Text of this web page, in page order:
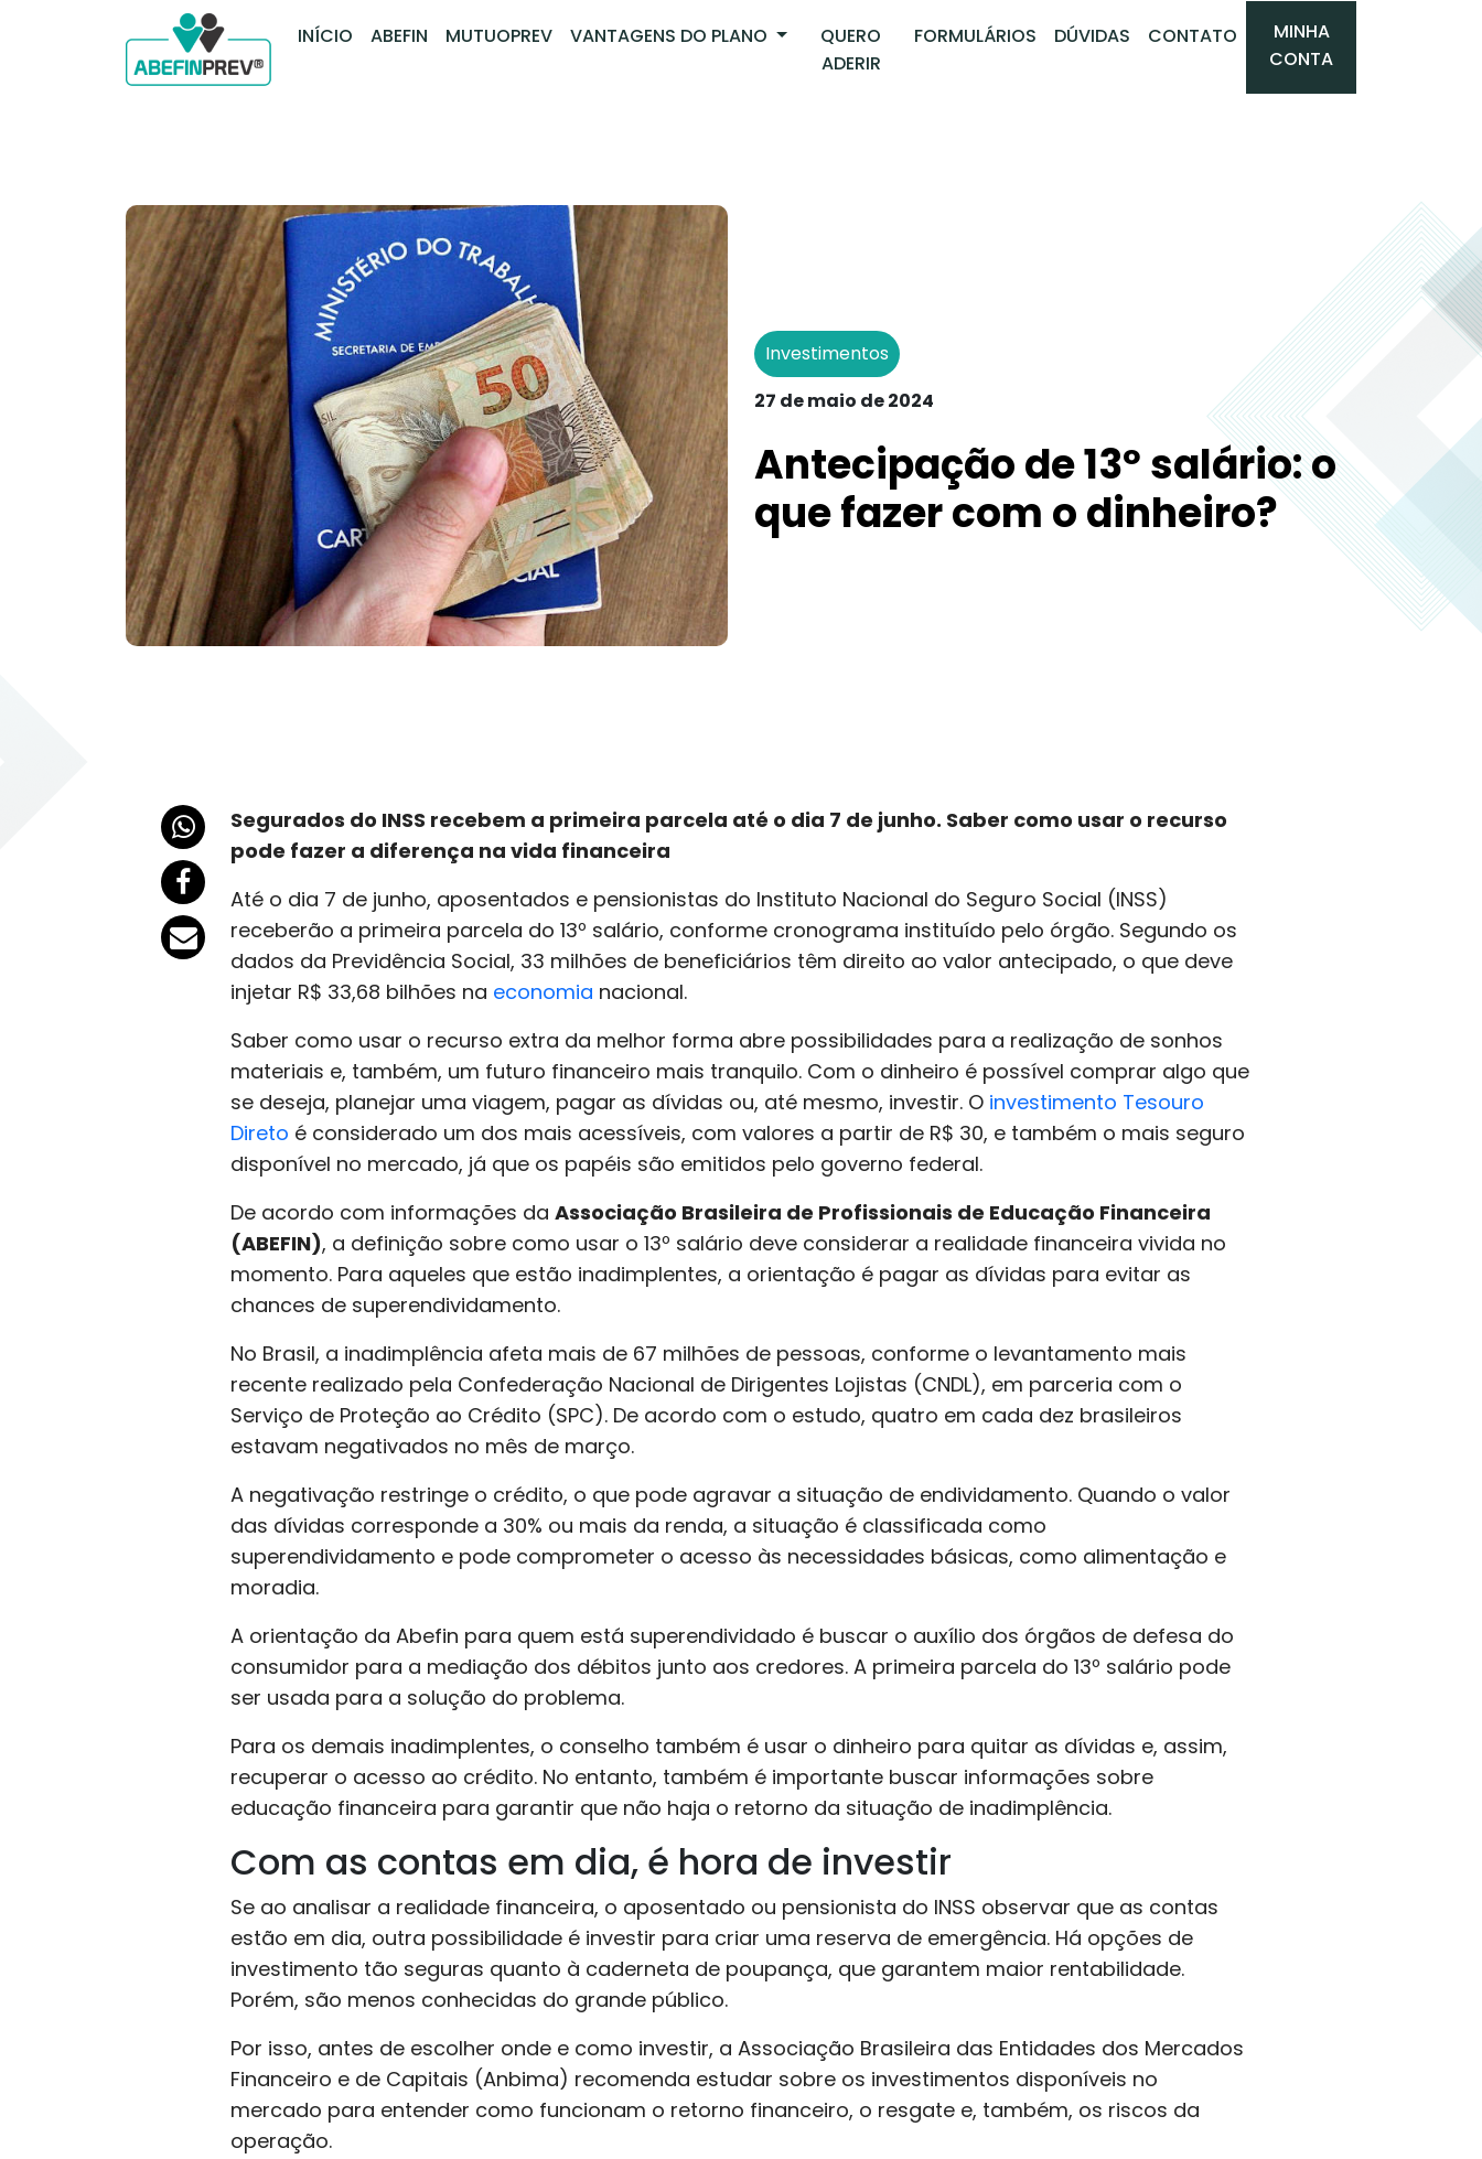
INÍCIO ABEFIN MUTUOPREV VANTAGENS DO PLANO
QUERO
ADERIR
FORMULÁRIOS DÚVIDAS CONTATO
MINHA
CONTA
Investimentos
27 de maio de 2024
Antecipação de 13º salário: o
que fazer com o dinheiro?
Segurados do INSS recebem a primeira parcela até o dia 7 de junho. Saber como usar o recurso
pode fazer a diferença na vida financeira
Até o dia 7 de junho, aposentados e pensionistas do Instituto Nacional do Seguro Social (INSS)
receberão a primeira parcela do 13º salário, conforme cronograma instituído pelo órgão. Segundo os
dados da Previdência Social, 33 milhões de beneficiários têm direito ao valor antecipado, o que deve
injetar R$ 33,68 bilhões na economia nacional.
Saber como usar o recurso extra da melhor forma abre possibilidades para a realização de sonhos
materiais e, também, um futuro financeiro mais tranquilo. Com o dinheiro é possível comprar algo que
se deseja, planejar uma viagem, pagar as dívidas ou, até mesmo, investir. O investimento Tesouro
Direto é considerado um dos mais acessíveis, com valores a partir de R$ 30, e também o mais seguro
disponível no mercado, já que os papéis são emitidos pelo governo federal.
De acordo com informações da Associação Brasileira de Profissionais de Educação Financeira
(ABEFIN), a definição sobre como usar o 13º salário deve considerar a realidade financeira vivida no
momento. Para aqueles que estão inadimplentes, a orientação é pagar as dívidas para evitar as
chances de superendividamento.
No Brasil, a inadimplência afeta mais de 67 milhões de pessoas, conforme o levantamento mais
recente realizado pela Confederação Nacional de Dirigentes Lojistas (CNDL), em parceria com o
Serviço de Proteção ao Crédito (SPC). De acordo com o estudo, quatro em cada dez brasileiros
estavam negativados no mês de março.
A negativação restringe o crédito, o que pode agravar a situação de endividamento. Quando o valor
das dívidas corresponde a 30% ou mais da renda, a situação é classificada como
superendividamento e pode comprometer o acesso às necessidades básicas, como alimentação e
moradia.
A orientação da Abefin para quem está superendividado é buscar o auxílio dos órgãos de defesa do
consumidor para a mediação dos débitos junto aos credores. A primeira parcela do 13º salário pode
ser usada para a solução do problema.
Para os demais inadimplentes, o conselho também é usar o dinheiro para quitar as dívidas e, assim,
recuperar o acesso ao crédito. No entanto, também é importante buscar informações sobre
educação financeira para garantir que não haja o retorno da situação de inadimplência.
Com as contas em dia, é hora de investir
Se ao analisar a realidade financeira, o aposentado ou pensionista do INSS observar que as contas
estão em dia, outra possibilidade é investir para criar uma reserva de emergência. Há opções de
investimento tão seguras quanto à caderneta de poupança, que garantem maior rentabilidade.
Porém, são menos conhecidas do grande público.
Por isso, antes de escolher onde e como investir, a Associação Brasileira das Entidades dos Mercados
Financeiro e de Capitais (Anbima) recomenda estudar sobre os investimentos disponíveis no
mercado para entender como funcionam o retorno financeiro, o resgate e, também, os riscos da
operação.